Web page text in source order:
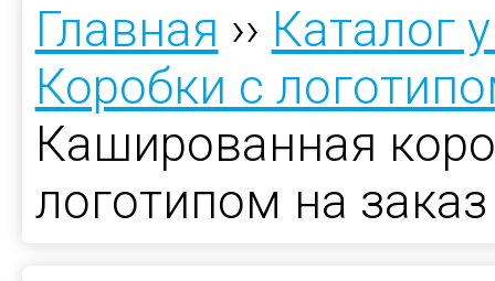
Главная ›› Каталог
Коробки с
Кашированная
логотипом на заказ